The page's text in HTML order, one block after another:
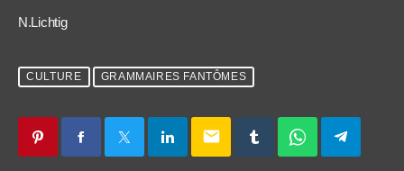
N.Lichtig
CULTURE GRAMMAIRES FANTÔMES
email